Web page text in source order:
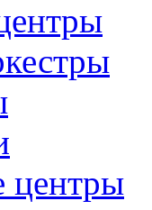
центры